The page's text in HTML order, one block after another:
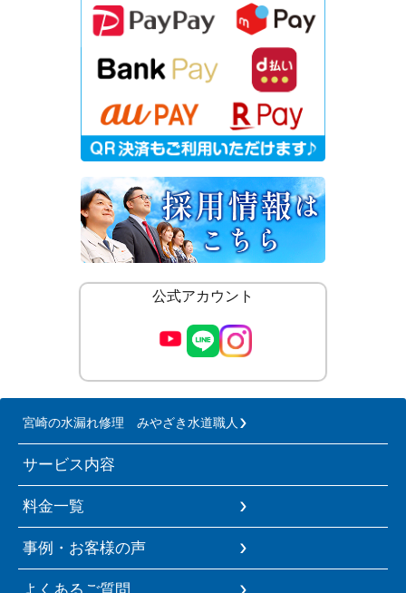
公式アカウント
宮崎の水漏れ修理 みやざき水道職人
サービス内容
料金一覧
事例・お客様の声
よくあるご質問